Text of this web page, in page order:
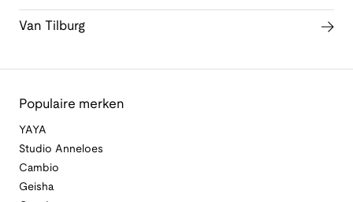
Van Tilburg
Populaire merken
YAYA
Studio Anneloes
Cambio
Geisha